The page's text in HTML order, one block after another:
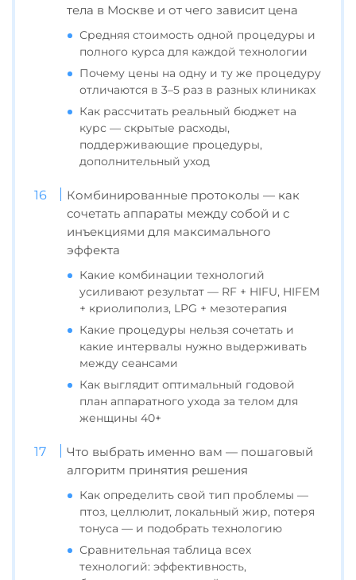
тела в Москве и от чего зависит цена
Средняя стоимость одной процедуры и
полного курса для каждой технологии
Почему цены на одну и ту же процедуру
отличаются в 3–5 раз в разных клиниках
Как рассчитать реальный бюджет на
курс — скрытые расходы,
поддерживающие процедуры,
дополнительный уход
Комбинированные протоколы — как
сочетать аппараты между собой и с
инъекциями для максимального
эффекта
Какие комбинации технологий
усиливают результат — RF + HIFU, HIFEM
+ криолиполиз, LPG + мезотерапия
Какие процедуры нельзя сочетать и
какие интервалы нужно выдерживать
между сеансами
Как выглядит оптимальный годовой
план аппаратного ухода за телом для
женщины 40+
Что выбрать именно вам — пошаговый
алгоритм принятия решения
Как определить свой тип проблемы —
птоз, целлюлит, локальный жир, потеря
тонуса — и подобрать технологию
Сравнительная таблица всех
технологий: эффективность,